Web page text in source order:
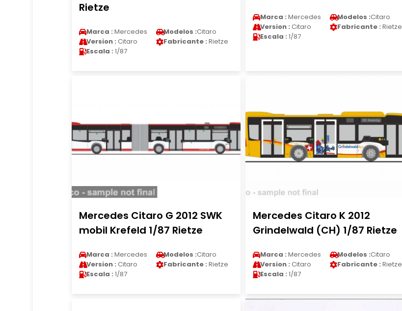
Rietze
Marca : Mercedes Modelos :Citaro
Version : Citaro Fabricante : Rietze
Escala : 1/87
Marca : Mercedes Modelos :Citaro
Version : Citaro Fabricante : Rietze
Escala : 1/87
Mercedes Citaro G 2012 SWK
mobil Krefeld 1/87 Rietze
Marca : Mercedes Modelos :Citaro
Version : Citaro Fabricante : Rietze
Escala : 1/87
Mercedes Citaro K 2012
Grindelwald (CH) 1/87 Rietze
Marca : Mercedes Modelos :Citaro
Version : Citaro Fabricante : Rietze
Escala : 1/87